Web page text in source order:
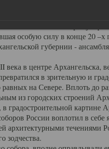
в большей мере, чем
разрушений, в
Больше всего по старому
особую силу в конце 20 –х
губернии -
центре Архангельска,
в зрительную и
на Севере. Вплоть до
из городских строений
градостроительной картине
России воплотил в себе
архитектурными течениями
зодчества.